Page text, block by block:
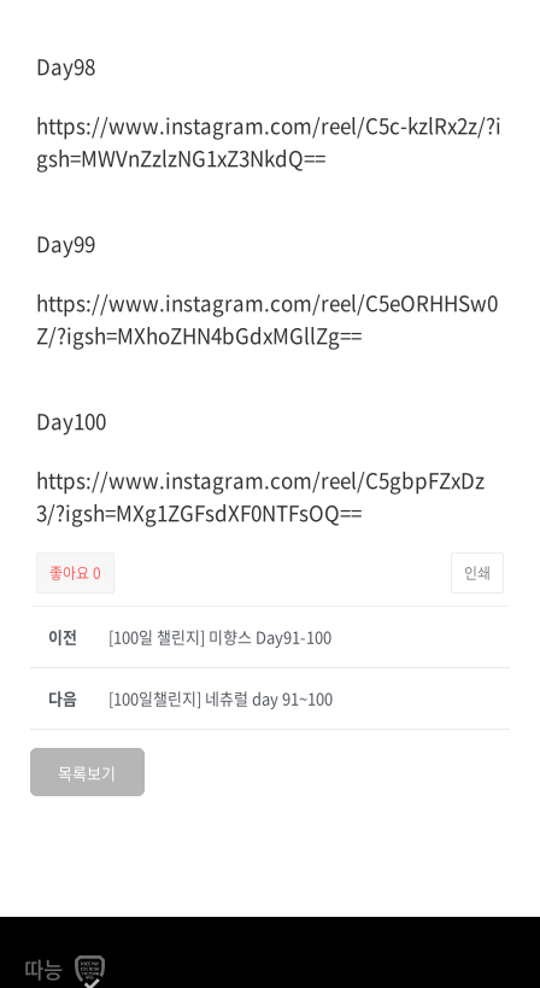
Day98
https://www.instagram.com/reel/C5c-kzlRx2z/?i
gsh=MWVnZzlzNG1xZ3NkdQ==
Day99
https://www.instagram.com/reel/C5eORHHSw0
Z/?igsh=MXhoZHN4bGdxMGllZg==
Day100
https://www.instagram.com/reel/C5gbpFZxDz
3/?igsh=MXg1ZGFsdXF0NTFsOQ==
좋아요0 인쇄
이전 [100일 챌린지] 미향스 Day91-100
[100일챌린지] 네츄럴 day 91~100
다음
목록보기
따능